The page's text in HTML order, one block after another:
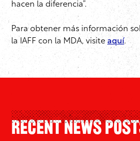
hacen la diferencia”.
Para obtener más información
la IAFF con la MDA, visite aquí.
Recent News